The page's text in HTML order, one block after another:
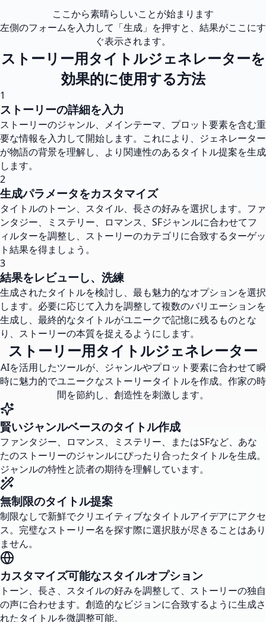
ここから素晴らしいことが始まります
左側のフォームを入力して「生成」を押すと、結果がここにす
ぐ表示されます。
ストーリー用タイトルジェネレーターを
効果的に使用する方法
1
ストーリーの詳細を入力
ストーリーのジャンル、メインテーマ、プロット要素を含む重
要な情報を入力して開始します。これにより、ジェネレーター
が物語の背景を理解し、より関連性のあるタイトル提案を生成
します。
2
生成パラメータをカスタマイズ
タイトルのトーン、スタイル、長さの好みを選択します。ファ
ンタジー、ミステリー、ロマンス、SFジャンルに合わせてフ
ィルターを調整し、ストーリーのカテゴリに合致するターゲッ
ト結果を得ましょう。
3
結果をレビューし、洗練
生成されたタイトルを検討し、最も魅力的なオプションを選択
します。必要に応じて入力を調整して複数のバリエーションを
生成し、最終的なタイトルがユニークで記憶に残るものとな
り、ストーリーの本質を捉えるようにします。
ストーリー用タイトルジェネレーター
AIを活用したツールが、ジャンルやプロット要素に合わせて瞬
時に魅力的でユニークなストーリータイトルを作成。作家の時
間を節約し、創造性を刺激します。
賢いジャンルベースのタイトル作成
ファンタジー、ロマンス、ミステリー、またはSFなど、あな
たのストーリーのジャンルにぴったり合ったタイトルを生成。
ジャンルの特性と読者の期待を理解しています。
無制限のタイトル提案
制限なしで新鮮でクリエイティブなタイトルアイデアにアクセ
ス。完璧なストーリー名を探す際に選択肢が尽きることはあり
ません。
カスタマイズ可能なスタイルオプション
トーン、長さ、スタイルの好みを調整して、ストーリーの独自
の声に合わせます。創造的なビジョンに合致するように生成さ
れたタイトルを微調整可能。